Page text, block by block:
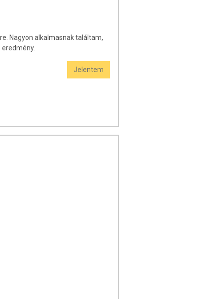
Nagyon alkalmasnak találtam,
Jelentem